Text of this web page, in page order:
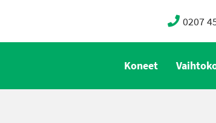
0207
Koneet